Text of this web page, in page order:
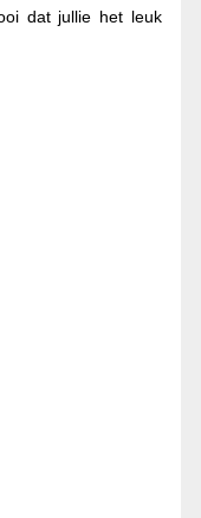
dat jullie het leuk